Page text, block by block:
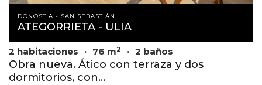
DONOSTIA - SAN SEBASTIÁN
ATEGORRIETA - ULIA
2 habitaciones 76 m2 2 baños
Obra nueva. Ático con terraza y dos
dormitorios, con...